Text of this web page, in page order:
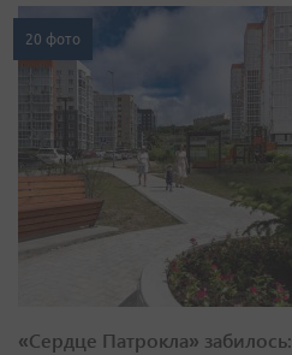
20 фото
«Сердце Патрокла» забилось: